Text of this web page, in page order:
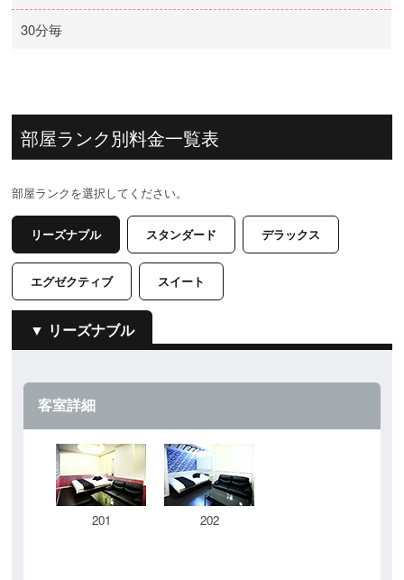
30分毎
部屋ランク別料金一覧表
部屋ランクを選択してください。
リーズナブル スタンダード デラックス
エグゼクティブ スイート
リーズナブル
客室詳細
201 202